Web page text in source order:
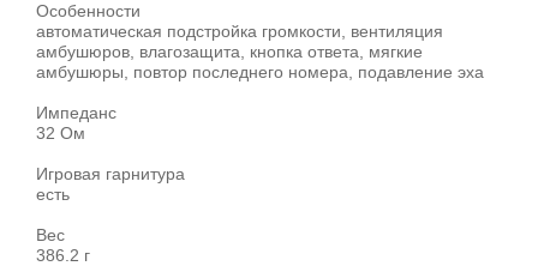
Особенности
автоматическая подстройка громкости, вентиляция
амбушюров, влагозащита, кнопка ответа, мягкие
амбушюры, повтор последнего номера, подавление эха
Импеданс
32 Ом
Игровая гарнитура
есть
Вес
386.2 г